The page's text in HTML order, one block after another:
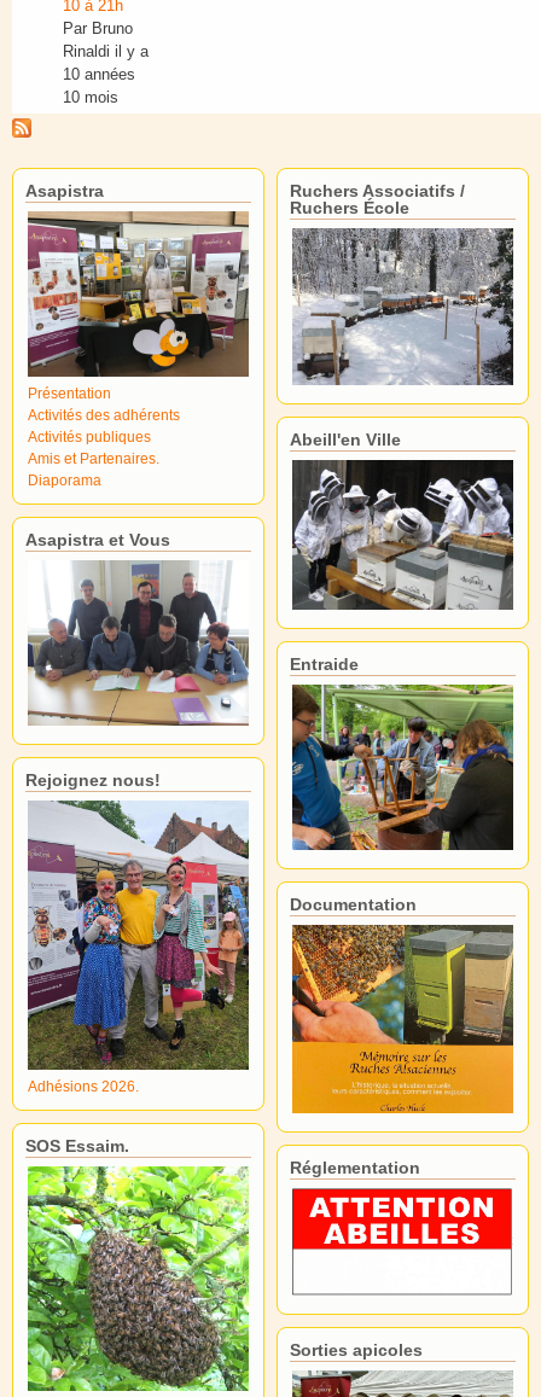
10 à 21h
Par Bruno
Rinaldi il y a
10 années
10 mois
Asapistra
Présentation
Activités des adhérents
Activités publiques
Amis et Partenaires.
Diaporama
Asapistra et Vous
Rejoignez nous!
Adhésions 2026.
SOS Essaim.
Ruchers Associatifs /
Ruchers École
Abeill'en Ville
Entraide
Documentation
Réglementation
Sorties apicoles